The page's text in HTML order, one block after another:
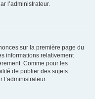
l’administrateur.
sur la première page du
informations relativement
Comme pour les
de publier des sujets
l’administrateur.